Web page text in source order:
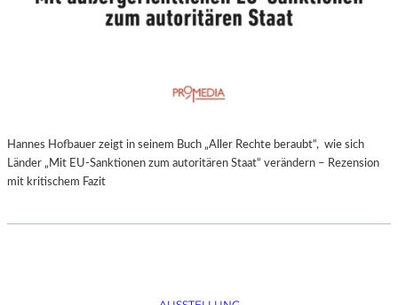
Hannes Hofbauer zeigt in seinem Buch „Aller Rechte beraubt“, wie sich
Länder „Mit EU-Sanktionen zum autoritären Staat“ verändern – Rezension
mit kritischem Fazit